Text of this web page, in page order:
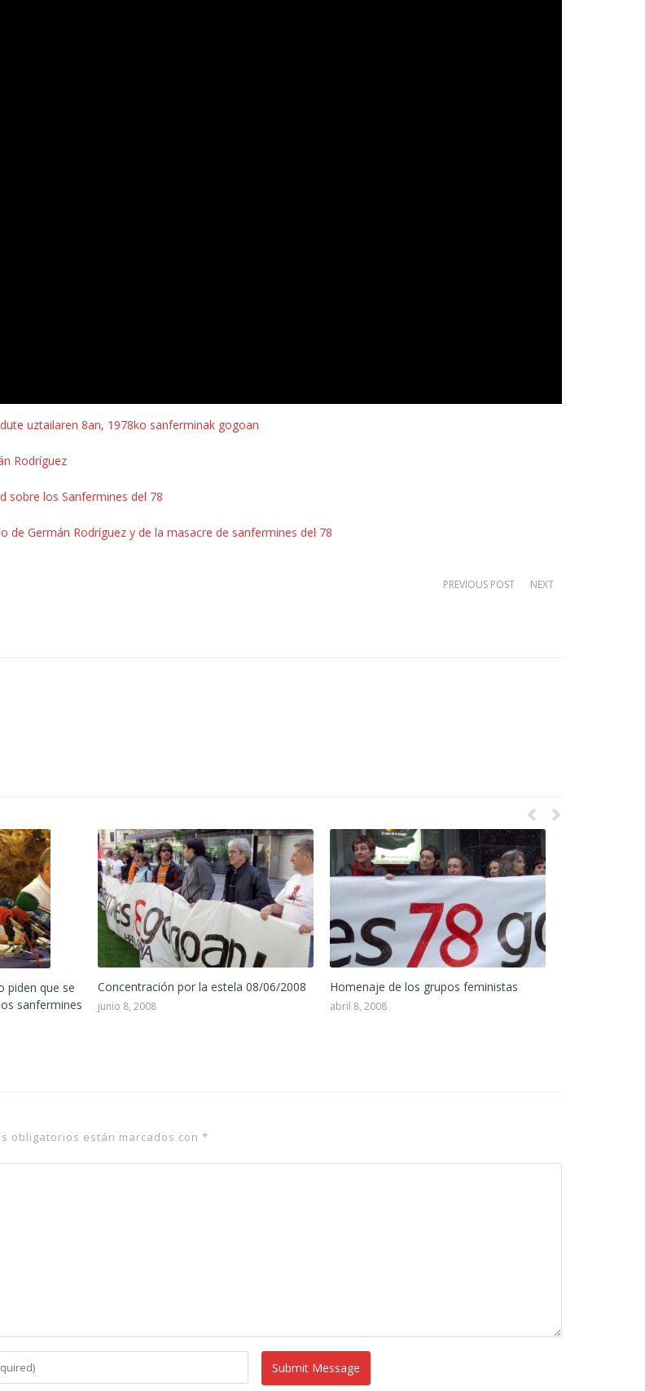
uztailaren 8an, 1978ko sanferminak gogoan
Rodríguez
sobre los Sanfermines del 78
Germán Rodríguez y de la masacre de sanfermines del 78
PREVIOUS POST NEXT
piden que se
sanfermines
Concentración por la estela 08/06/2008
junio 8, 2008
Homenaje de los grupos feministas
abril 8, 2008
obligatorios están marcados con *